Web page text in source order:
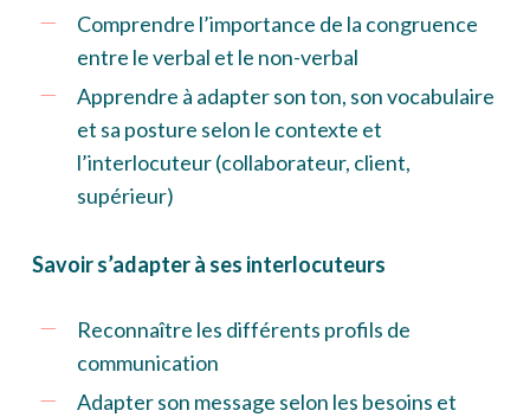
Comprendre l’importance de la congruence
entre le verbal et le non-verbal
Apprendre à adapter son ton, son vocabulaire
et sa posture selon le contexte et
l’interlocuteur (collaborateur, client,
supérieur)
Savoir s’adapter à ses interlocuteurs
Reconnaître les différents profils de
communication
Adapter son message selon les besoins et